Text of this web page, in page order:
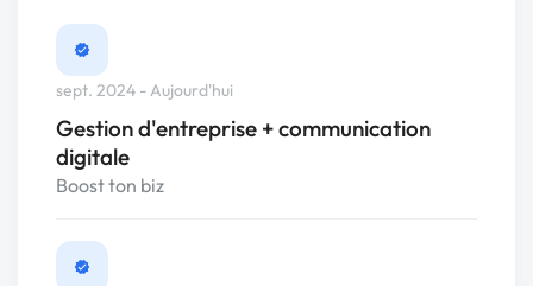
sept. 2024 - Aujourd'hui
Gestion d'entreprise + communication
digitale
Boost ton biz